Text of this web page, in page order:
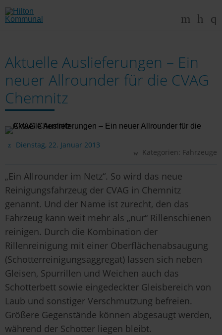
Aktuelle Auslieferungen – Ein
neuer Allrounder für die CVAG
Chemnitz
Dienstag, 22. Januar 2013
Kategorien: Fahrzeuge
„Ein Allrounder im Netz“. So wird das neue
Reinigungsfahrzeug der CVAG in Chemnitz
genannt. Und der Name ist zurecht, den das
Fahrzeug kann weit mehr als „nur“ Rillenschienen
reinigen. Durch die Kombination der
Rillenreinigung mit einer Oberflächenabsaugung
(Schotterreinigungsaggregat) lassen sich neben
Gleisen, Spurrillen und Weichen auch das
Schotterbett sowie eingedeckter Gleisbereich von
Laub und sonstiger Verschmutzung befreien.
Größere Gegenstände können abgesaugt werden,
während der Schotter liegen bleibt.